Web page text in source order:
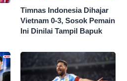
Timnas Indonesia Dihajar
Vietnam 0-3, Sosok Pemain
Ini Dinilai Tampil Bapuk